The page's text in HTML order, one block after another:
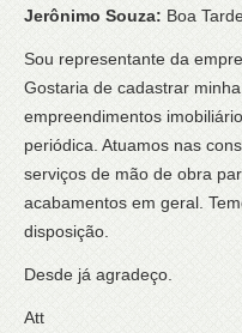
Jerônimo Souza: Boa
Sou representante da
Gostaria de cadastrar
empreendimentos
periódica. Atuamos nas
serviços de mão de obra
acabamentos em geral.
disposição.
Desde já agradeço.
Att